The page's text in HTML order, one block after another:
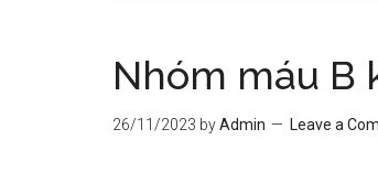
Nhóm máu B
26/11/2023 byAdmin Leave a